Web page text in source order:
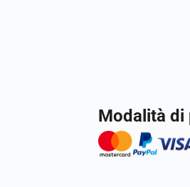
Modalità di